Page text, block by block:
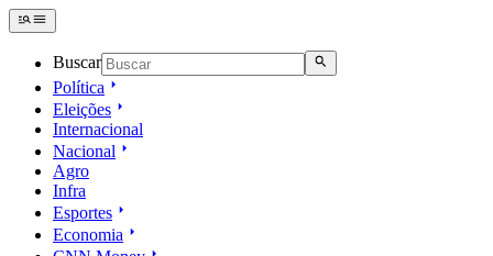
Buscar
Política
Eleições
Internacional
Nacional
Agro
Infra
Esportes
Economia